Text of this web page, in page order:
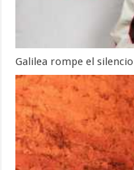
Galilea rompe el silencio